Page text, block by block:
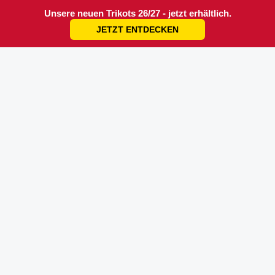
Unsere neuen Trikots 26/27 - jetzt erhältlich.
JETZT ENTDECKEN